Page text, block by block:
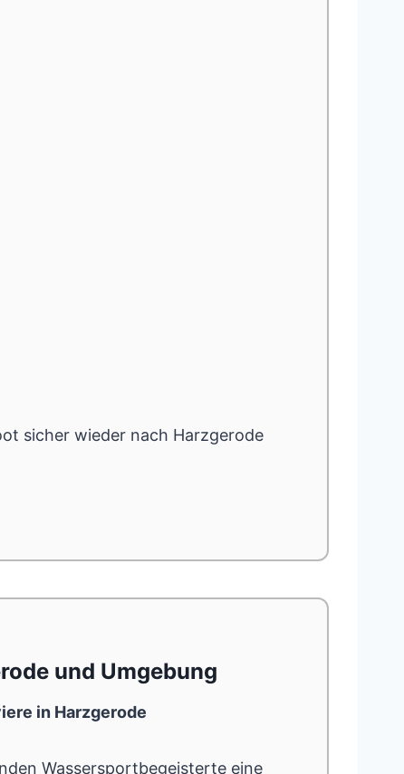
sicher wieder nach Harzgerode
und Umgebung
in Harzgerode
Wassersportbegeisterte eine